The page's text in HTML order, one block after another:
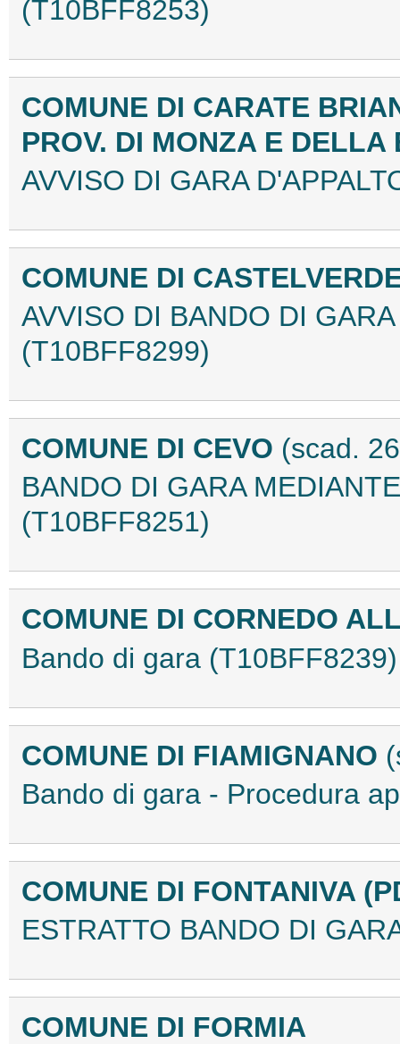
(T10BFF8253)
COMUNE DI CARATE
PROV. DI MONZA E
AVVISO DI GARA
COMUNE DI
AVVISO DI BANDO DI
(T10BFF8299)
COMUNE DI CEVO (scad.
BANDO DI GARA
(T10BFF8251)
COMUNE DI CORNEDO
Bando di gara (T10BFF8239)
COMUNE DI FIAMIGNANO
Bando di gara - Procedura
COMUNE DI FONTANIVA
ESTRATTO BANDO DI
COMUNE DI FORMIA